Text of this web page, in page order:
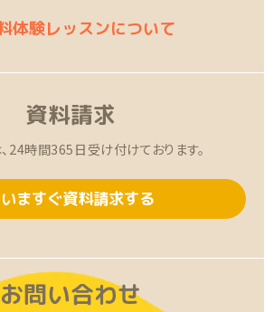
体験レッスンについて
資料請求
24時間365日受け付けております。
いますぐ資料請求する
お問い合わせ